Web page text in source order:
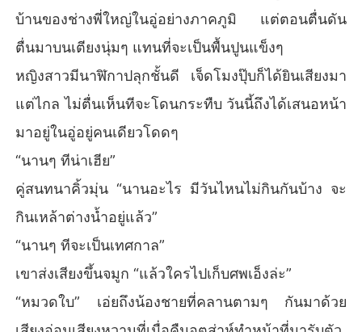
บ้านของช่างพี่ใหญ่ในอู่อย่างภาคภูมิ แต่ตอนตื่นดัน
ตื่นมาบนเตียงนุ่มๆ แทนที่จะเป็นพื้นปูนแข็งๆ
หญิงสาวมีนาฬิกาปลุกชั้นดี เจ็ดโมงปุ๊บก็ได้ยินเสียงมา
แต่ไกล ไม่ตื่นเห็นทีจะโดนกระทืบ วันนี้ถึงได้เสนอหน้า
มาอยู่ในอู่อยู่คนเดียวโดดๆ
“นานๆ ทีน่าเฮีย”
คู่สนทนาคิ้วมุ่น “นานอะไร มีวันไหนไม่กินกันบ้าง จะ
กินเหล้าต่างน้ำอยู่แล้ว”
“นานๆ ทีจะเป็นเทศกาล”
เขาส่งเสียงขึ้นจมูก “แล้วใครไปเก็บศพเอ็งล่ะ”
“หมวดใบ” เอ่ยถึงน้องชายที่คลานตามๆ กันมาด้วย